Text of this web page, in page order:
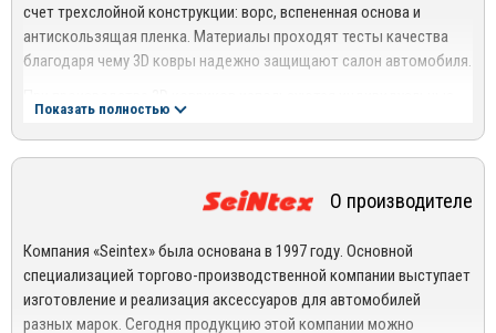
счет трехслойной конструкции: ворс, вспененная основа и
антискользящая пленка. Материалы проходят тесты качества
благодаря чему 3D ковры надежно защищают салон автомобиля.
идеально повторяют контуры салона в отличие от китайских
На водительском коврике располежен специальный подпятник,
Seintexне требуют специального ухода, достаточно мыть при
уборке автомобиля
Ворсовые 3D коврики в салон Seintex имеют оригинальные
Показать полностью
О производителе
Компания «Seintex» была основана в 1997 году. Основной
специализацией торгово-производственной компании выступает
изготовление и реализация аксессуаров для автомобилей
разных марок. Сегодня продукцию этой компании можно